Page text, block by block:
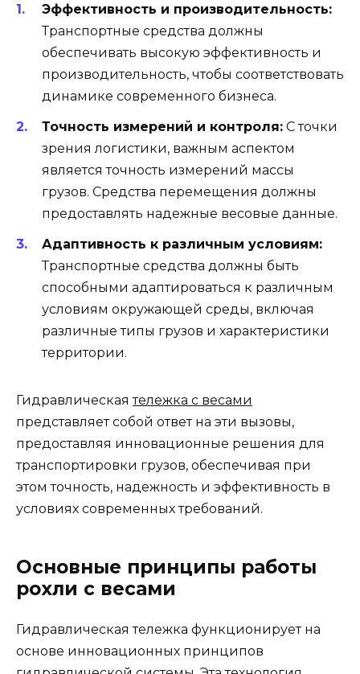
Эффективность и производительность:
Транспортные средства должны
обеспечивать высокую эффективность и
производительность, чтобы соответствовать
динамике современного бизнеса.
Точность измерений и контроля: С точки
зрения логистики, важным аспектом
является точность измерений массы
грузов. Средства перемещения должны
предоставлять надежные весовые данные.
Адаптивность к различным условиям:
Транспортные средства должны быть
способными адаптироваться к различным
условиям окружающей среды, включая
различные типы грузов и характеристики
территории.
Гидравлическаятележка с весами
представляет собой ответ на эти вызовы,
предоставляя инновационные решения для
транспортировки грузов, обеспечивая при
этом точность, надежность и эффективность в
условиях современных требований.
Основные принципы работы
рохли с весами
Гидравлическая тележка функционирует на
основе инновационных принципов